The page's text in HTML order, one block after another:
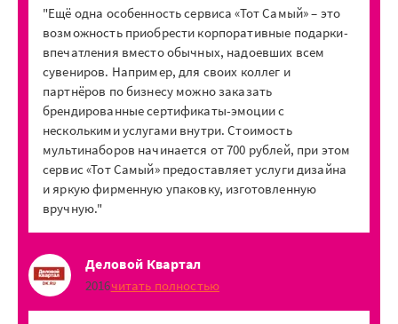
"Ещё одна особенность сервиса «Тот Самый» – это
возможность приобрести корпоративные подарки-
впечатления вместо обычных, надоевших всем
сувениров. Например, для своих коллег и
партнёров по бизнесу можно заказать
брендированные сертификаты-эмоции с
несколькими услугами внутри. Стоимость
мультинаборов начинается от 700 рублей, при этом
сервис «Тот Самый» предоставляет услуги дизайна
и яркую фирменную упаковку, изготовленную
вручную."
Деловой Квартал
2016читать полностью